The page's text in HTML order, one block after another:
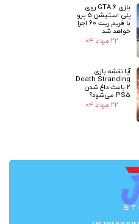
بازی GTA 6 روی
پلی استیشن 5 پرو
با فریم ریت 60 اجرا
خواهد شد
۲۲ مرداد ۰۴
آیا نقشه بازی
Death Stranding
2 باعث داغ شدن
PS5 می‌شود؟
۲۲ مرداد ۰۴